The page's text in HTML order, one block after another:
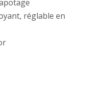
réglable en